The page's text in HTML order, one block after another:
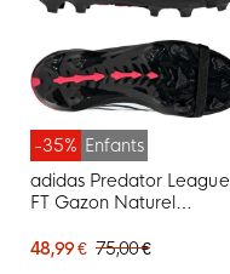
-35% Enfants
adidas Predator League
FT Gazon Naturel
Enfants Noir Blanc Rouge
48,99 € 75,00 €